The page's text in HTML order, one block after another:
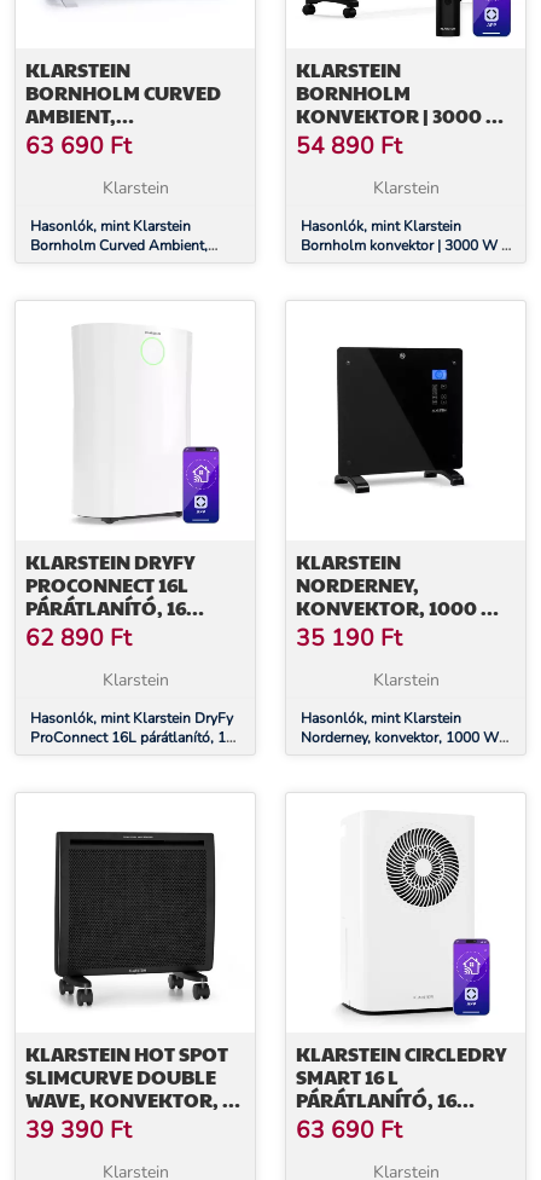
KLARSTEIN
BORNHOLM CURVED
AMBIENT,
KONVEKTOR,
1000/2000 W, FEHÉR
63 690 Ft
Klarstein
Hasonlók, mint Klarstein
Bornholm Curved Ambient,
konvektor, 1000/2000 W, fehér
KLARSTEIN
BORNHOLM
KONVEKTOR | 3000 W |
30 M² | ERŐTELJES ÉS
ELEGÁNS | 105 CM X 51
54 890 Ft
Klarstein
Hasonlók, mint Klarstein
Bornholm konvektor | 3000 W |
30 m² | Erőteljes és elegáns |
KLARSTEIN DRYFY
PROCONNECT 16L
PÁRÁTLANÍTÓ, 16
L/NAP, 18 M², WIFI, APP,
LED KIJELZŐ, 24 ÓRÁS
62 890 Ft
Klarstein
Hasonlók, mint Klarstein DryFy
ProConnect 16L párátlanító, 16
l/nap, 18 m², WiFi, App, LED
KLARSTEIN
NORDERNEY,
KONVEKTOR, 1000 W
TERMOSZTÁT, IDŐZÍTŐ,
20 M², FEKETE
35 190 Ft
Klarstein
Hasonlók, mint Klarstein
Norderney, konvektor, 1000 W
termosztát, időzítő, 20 m²,
KLARSTEIN HOT SPOT
SLIMCURVE DOUBLE
WAVE, KONVEKTOR, 2
AZ 1-BEN FŰTŐTEST,
1000 W, HETI IDŐZÍTŐ,
39 390 Ft
Klarstein
KLARSTEIN CIRCLEDRY
SMART 16 L
PÁRÁTLANÍTÓ, 16
L/NAP, 290 W, 30-40M²,
WIFI, IDŐZÍTŐ, SZŰRŐ
63 690 Ft
Klarstein